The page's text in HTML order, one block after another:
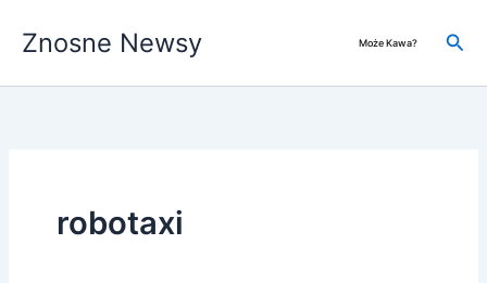
Znosne Newsy Może Kawa?
robotaxi